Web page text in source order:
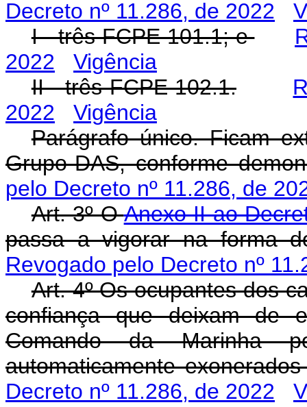
Decreto nº 11.286, de 2022
I - três FCPE 101.1; e
2022
Vigência
II - três FCPE 102.1.
2022
Vigência
Parágrafo único. Ficam
Grupo-DAS, conforme
pelo Decreto nº 11.286, de
Art. 3º OAnexo II ao
passa a vigorar na forma
Revogado pelo Decreto nº
Art. 4º Os ocupantes dos
confiança que deixam de
Comando da Marinha
automaticamente
Decreto nº 11.286, de 2022